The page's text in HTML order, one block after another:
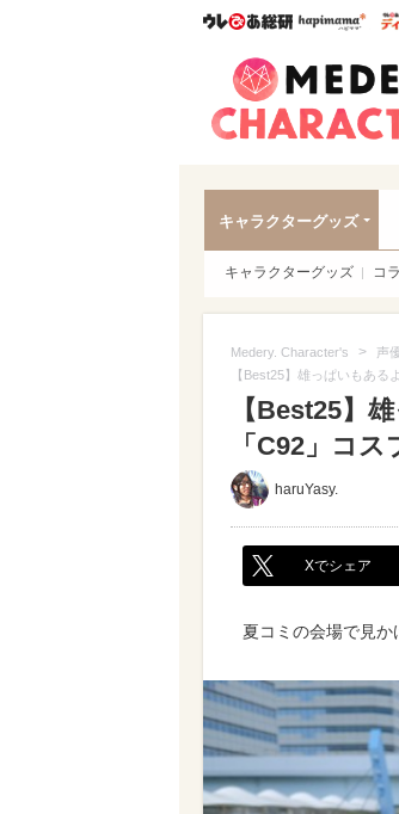
ウレぴあ総研
キャラクターグッズ
キャラクターグッズ コ
Medery. Character's > 声
【Best25】雄っぱいもあ
【Best25】
「C92」コ
haruYasy.
Xでシェア
夏コミの会場で見